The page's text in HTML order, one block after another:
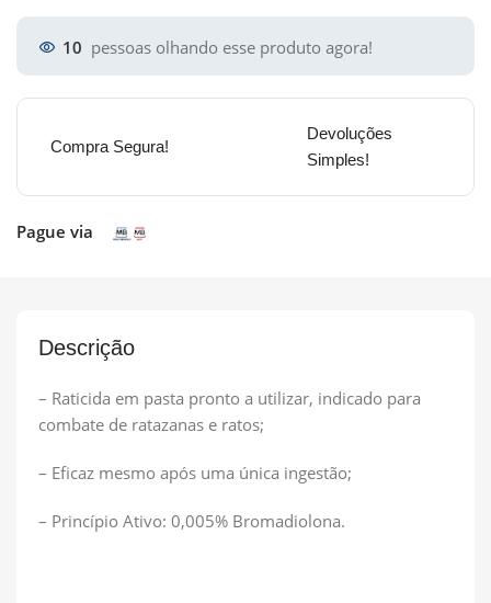
10 pessoas olhando esse produto agora!
Compra Segura!
Devoluções
Simples!
Pague via
Descrição
– Raticida em pasta pronto a utilizar, indicado para
combate de ratazanas e ratos;
– Eficaz mesmo após uma única ingestão;
– Princípio Ativo: 0,005% Bromadiolona.